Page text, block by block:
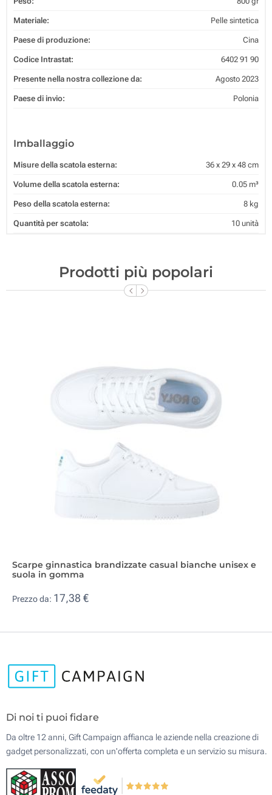
Materiale: Pelle sintetica
Paese di produzione: Cina
Codice Intrastat: 6402 91 90
Presente nella nostra collezione da: Agosto 2023
Paese di invio: Polonia
Imballaggio
Misure della scatola esterna: 36 x 29 x 48 cm
Volume della scatola esterna: 0.05 m³
Peso della scatola esterna: 8 kg
Quantità per scatola: 10 unità
Prodotti più popolari
Scarpe ginnastica brandizzate casual bianche unisex e
suola in gomma
Prezzo da: 17,38 €
Di noi ti puoi fidare
Da oltre 12 anni, Gift Campaign affianca le aziende nella creazione di
gadget personalizzati, con un'offerta completa e un servizio su misura.